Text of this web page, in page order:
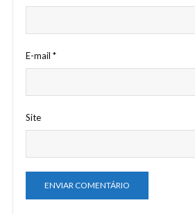
E-mail *
Site